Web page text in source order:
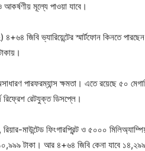
মূল্যে পাওয়া যাবে।
জিবি ভ্যারিয়েন্টের স্মার্টফোন কিনতে
পারফরম্যান্স ক্ষমতা। এতে রয়েছে ৫০
রিফ্রেশ রেটযুক্ত ডিসপ্লে।
মাউন্টেড ফিংগারপ্রিন্ট ও ৫০০০
টাকা। আর ৪+৬৪ জিবি কেনা যাবে